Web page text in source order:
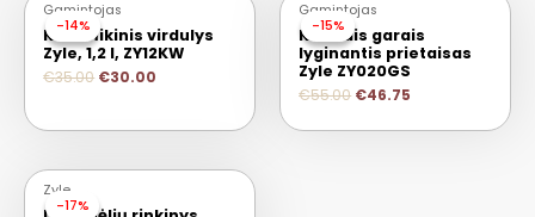
-14%
-14%
Gamintojas
Keramikinis virdulys
Zyle, 1,2 l, ZY12KW
€35.00 €30.00
-15%
-15%
Gamintojas
Karštais garais
lyginantis prietaisas
Zyle ZY020GS
€55.00 €46.75
-17%
-17%
Zyle